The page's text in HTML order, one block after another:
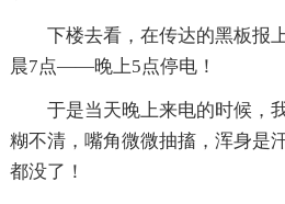
下楼去看，在传达的黑板报
晨7点——晚上5点停电！
于是当天晚上来电的时候，我
糊不清，嘴角微微抽搐，浑身是
都没了！